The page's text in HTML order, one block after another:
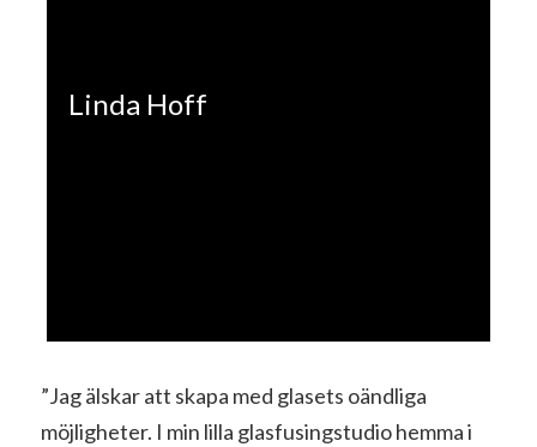
Linda Hoff
”Jag älskar att skapa med glasets oändliga
möjligheter. I min lilla glasfusingstudio hemma i